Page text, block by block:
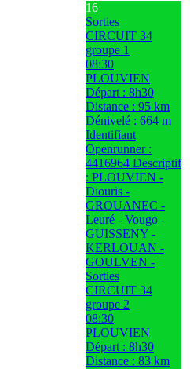
16
Sorties
CIRCUIT 34
groupe 1
08:30
PLOUVIEN
Départ : 8h30
Distance : 95 km
Dénivelé : 664 m
Identifiant
Openrunner :
4416964 Descriptif
: PLOUVIEN -
Diouris -
GROUANEC -
Leuré - Vougo -
GUISSENY -
KERLOUAN -
GOULVEN -
Sorties
CIRCUIT 34
groupe 2
08:30
PLOUVIEN
Départ : 8h30
Distance : 83 km